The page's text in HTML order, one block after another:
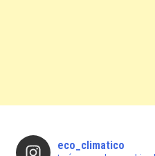
eco_climatico